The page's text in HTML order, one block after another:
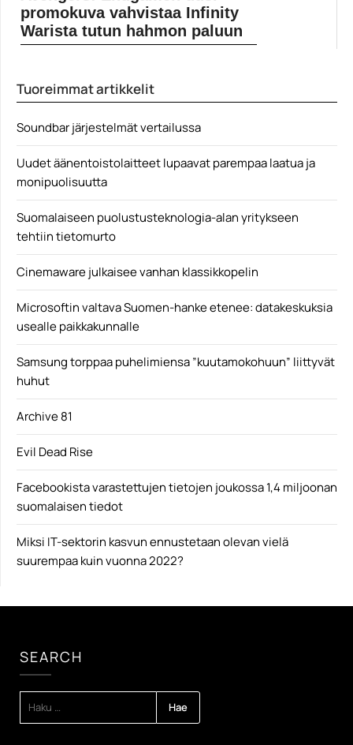
promokuva vahvistaa Infinity
Warista tutun hahmon paluun
Avengers
Tuoreimmat artikkelit
Soundbar järjestelmät vertailussa
Uudet äänentoistolaitteet lupaavat parempaa laatua ja
monipuolisuutta
Suomalaiseen puolustusteknologia-alan yritykseen
tehtiin tietomurto
Cinemaware julkaisee vanhan klassikkopelin
Microsoftin valtava Suomen-hanke etenee: datakeskuksia
usealle paikkakunnalle
Samsung torppaa puhelimiensa ”kuutamokohuun” liittyvät
huhut
Archive 81
Evil Dead Rise
Facebookista varastettujen tietojen joukossa 1,4 miljoonan
suomalaisen tiedot
Miksi IT-sektorin kasvun ennustetaan olevan vielä
suurempaa kuin vuonna 2022?
SEARCH